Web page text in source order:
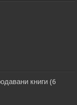
книги (6